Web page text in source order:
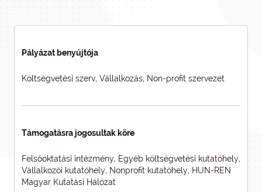
Pályázat benyújtója
Költségvetési szerv, Vállalkozás, Non-profit szervezet
Támogatásra jogosultak köre
Felsőoktatási intézmény, Egyéb költségvetési kutatóhely,
Vállalkozói kutatóhely, Nonprofit kutatóhely, HUN-REN
Magyar Kutatási Hálózat